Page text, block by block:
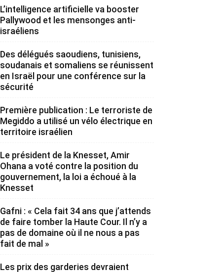
L’intelligence artificielle va booster
Pallywood et les mensonges anti-
israéliens
Des délégués saoudiens, tunisiens,
soudanais et somaliens se réunissent
en Israël pour une conférence sur la
sécurité
Première publication : Le terroriste de
Megiddo a utilisé un vélo électrique en
territoire israélien
Le président de la Knesset, Amir
Ohana a voté contre la position du
gouvernement, la loi a échoué à la
Knesset
Gafni : « Cela fait 34 ans que j’attends
de faire tomber la Haute Cour. Il n’y a
pas de domaine où il ne nous a pas
fait de mal »
Les prix des garderies devraient